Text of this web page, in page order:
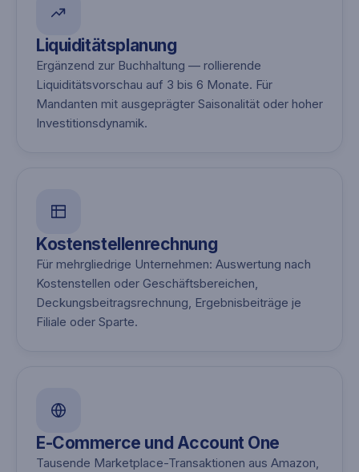
Liquiditätsplanung
Ergänzend zur Buchhaltung — rollierende
Liquiditätsvorschau auf 3 bis 6 Monate. Für
Mandanten mit ausgeprägter Saisonalität oder hoher
Investitionsdynamik.
Kostenstellenrechnung
Für mehrgliedrige Unternehmen: Auswertung nach
Kostenstellen oder Geschäftsbereichen,
Deckungsbeitragsrechnung, Ergebnisbeiträge je
Filiale oder Sparte.
E-Commerce und Account One
Tausende Marketplace-Transaktionen aus Amazon,